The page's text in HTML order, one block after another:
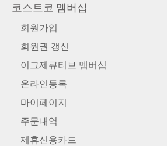
코스트코 멤버십
회원가입
회원권 갱신
이그제큐티브 멤버십
온라인등록
마이페이지
주문내역
제휴신용카드